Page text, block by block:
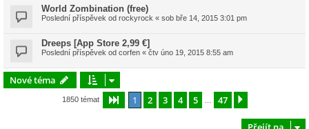
World Zombination (free)
Poslední příspěvek od rockyrock « sob bře 14, 2015 3:01 pm
Dreeps [App Store 2,99 €]
Poslední příspěvek od corfen « čtv úno 19, 2015 8:55 am
Nové téma
1850 témat Stránka z 47
1 2 3 4 5 47